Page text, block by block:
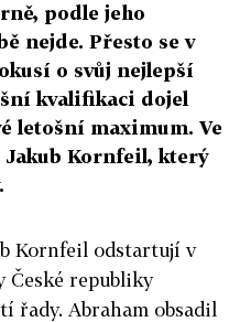
podle jeho
nejde. Přesto se v
o svůj nejlepší
kvalifikaci dojel
letošní maximum. Ve
Kornfeil, který
Kornfeil odstartují v
České republiky
Abraham obsadil